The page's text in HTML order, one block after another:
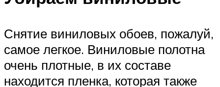
Снятие виниловых обоев, пожалуй,
самое легкое. Виниловые полотна
очень плотные, в их составе
находится пленка, которая также